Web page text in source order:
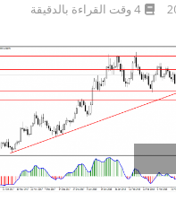
4 وقت القراءة بالدقيقة